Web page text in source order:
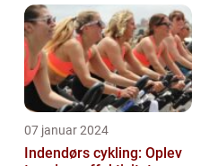
07 januar 2024
Indendørs cykling: Oplev